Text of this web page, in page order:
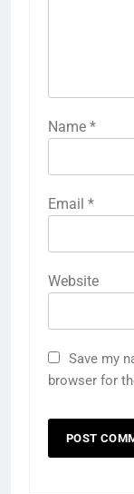
Name *
Email *
Website
Save my
browser for